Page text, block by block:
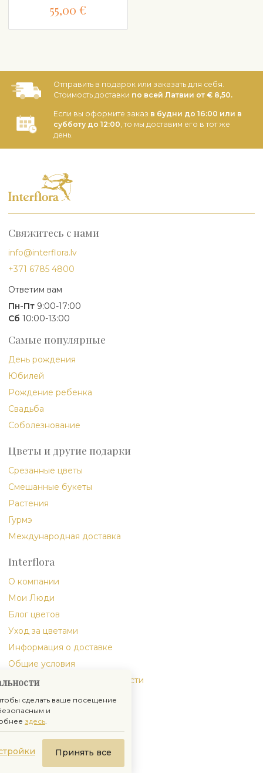
55,00 €
Отправить в подарок или заказать для себя.
Стоимость доставки по всей Латвии от € 8,50.
Если вы оформите заказ в будни до 16:00 или в
субботу до 12:00 , то мы доставим его в тот же
день.
Свяжитесь с нами
info@interflora.lv
+371 6785 4800
Ответим вам
Пн-Пт 9:00-17:00
Сб 10:00-13:00
Самые популярные
День рождения
Юбилей
Рождение ребенка
Свадьба
Соболезнование
Цветы и другие подарки
Срезанные цветы
Смешанные букеты
Растения
Гурмэ
Международная доставка
Interflora
О компании
Мои Люди
Блог цветов
Уход за цветами
Информация о доставке
Общие условия
Политика конфиденциальности
сделать ваше посещение
и
здесь
Принять все